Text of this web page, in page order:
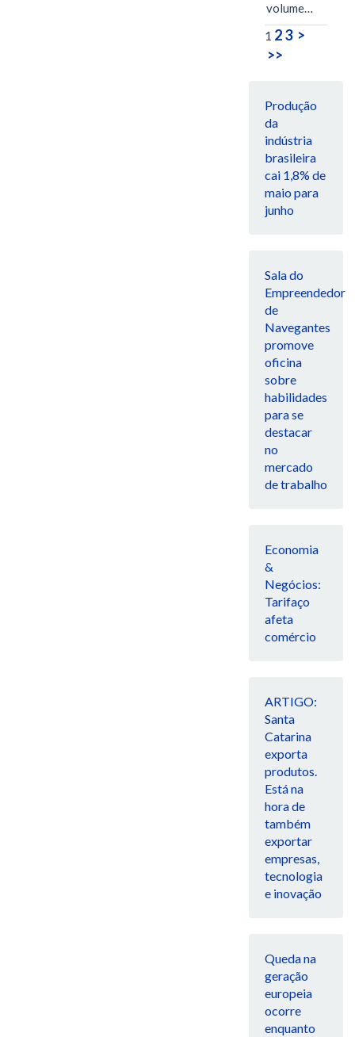
volume…
1 23 >
>>
Produção
da
indústria
brasileira
cai 1,8% de
maio para
junho
Sala do
Empreendedor
de
Navegantes
promove
oficina
sobre
habilidades
para se
destacar
no
mercado
de trabalho
Economia
&
Negócios:
Tarifaço
afeta
comércio
ARTIGO:
Santa
Catarina
exporta
produtos.
Está na
hora de
também
exportar
empresas,
tecnologia
e inovação
Queda na
geração
europeia
ocorre
enquanto